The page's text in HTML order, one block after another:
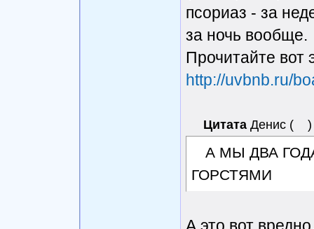
псориаз - за
за ночь вообще.
Прочитайте вот
http://uvbnb.ru/
Цитата Денис ( )
А МЫ ДВА
ГОРСТЯМИ